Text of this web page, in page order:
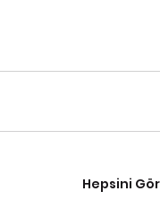
Hepsini Gör